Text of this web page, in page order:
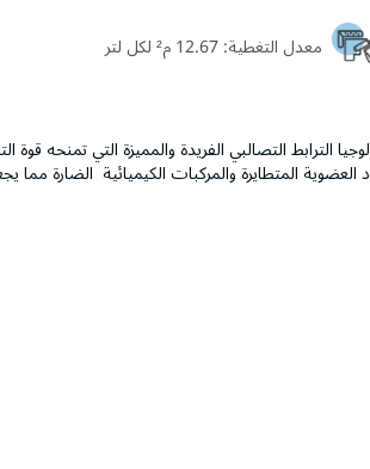
معدل التغطية:
على تكنولوجيا الترابط التصالبي الفريدة والمميزة التي
المتطايرة والمركبات الكيميائية الضارة مما